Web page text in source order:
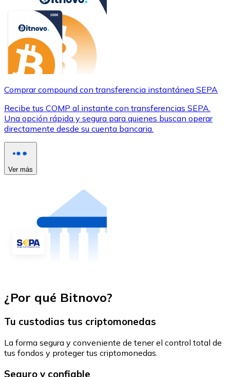
Comprar compound con transferencia instantánea SEPA
Recibe tus COMP al instante con transferencias SEPA.
Una opción rápida y segura para quienes buscan operar
directamente desde su cuenta bancaria.
Ver más
¿Por qué Bitnovo?
Tu custodias tus criptomonedas
La forma segura y conveniente de tener el control total de
tus fondos y proteger tus criptomonedas.
Seguro y confiable